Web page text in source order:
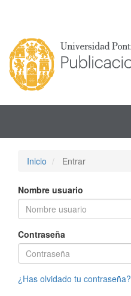
principal
Barra
lateral
Inicio Entrar
Nombre usuario
Contraseña
¿Has olvidado tu contraseña?